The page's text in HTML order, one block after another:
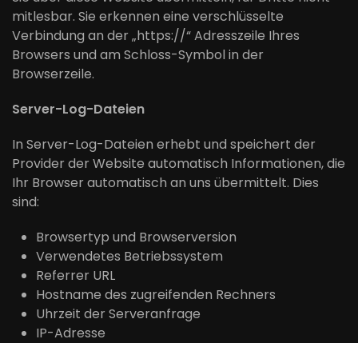
mitlesbar. Sie erkennen eine verschlüsselte
Verbindung an der „https://“ Adresszeile Ihres
Browsers und am Schloss-Symbol in der
Browserzeile.
Server-Log-Dateien
In Server-Log-Dateien erhebt und speichert der
Provider der Website automatisch Informationen, die
Ihr Browser automatisch an uns übermittelt. Dies
sind:
Browsertyp und Browserversion
Verwendetes Betriebssystem
Referrer URL
Hostname des zugreifenden Rechners
Uhrzeit der Serveranfrage
IP-Adresse